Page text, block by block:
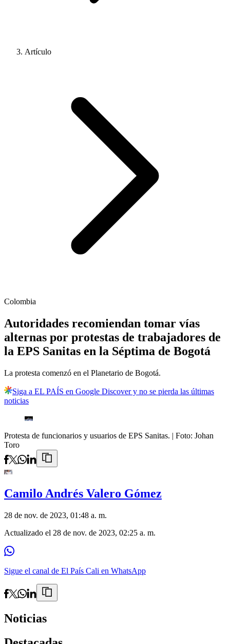
Artículo
Colombia
Autoridades recomiendan tomar vías
alternas por protestas de trabajadores de
la EPS Sanitas en la Séptima de Bogotá
La protesta comenzó en el Planetario de Bogotá.
Siga a EL PAÍS en Google Discover y no se pierda las últimas
noticias
Protesta de funcionarios y usuarios de EPS Sanitas. | Foto: Johan
Toro
Camilo Andrés Valero Gómez
28 de nov. de 2023, 01:48 a. m.
Actualizado el 28 de nov. de 2023, 02:25 a. m.
Sigue el canal de El País Cali en WhatsApp
Noticias